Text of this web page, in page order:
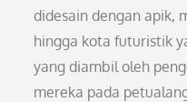
didesain dengan apik,
hingga kota futuristik
yang diambil oleh
mereka pada